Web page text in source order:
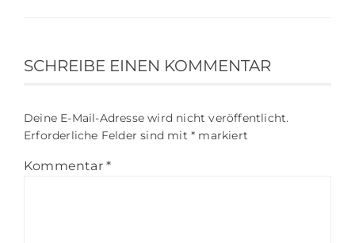
SCHREIBE EINEN KOMMENTAR
Deine E-Mail-Adresse wird nicht veröffentlicht.
Erforderliche Felder sind mit * markiert
Kommentar *